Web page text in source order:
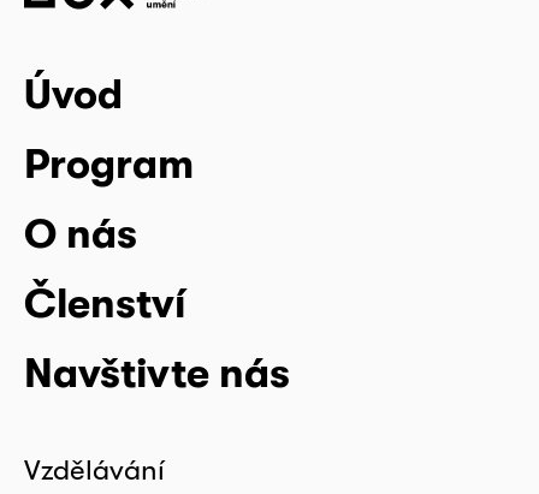
Úvod
Program
O nás
Členství
Navštivte nás
Vzdělávání